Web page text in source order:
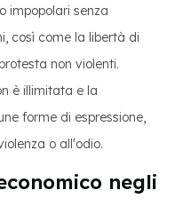
impopolari senza
così come la libertà di
non violenti.
è illimitata e la
forme di espressione,
o all'odio.
negli